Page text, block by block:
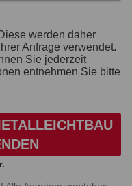
werden daher
Anfrage verwendet.
Sie jederzeit
entnehmen Sie bitte